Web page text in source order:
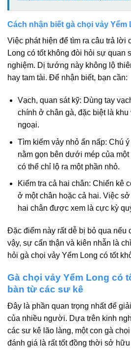
Cách nhận biết gà chọi vảy Yểm
Việc phát hiện để tìm ra câu trả lời
Long có tốt không đòi hỏi sự quan
nghiệm. Dị tướng này không lộ
hay tam tài. Để nhận biết, bạn cần:
Vạch, quan sát kỹ: Dùng tay
chính ở chân gà, đặc biệt là
ngoại.
Tìm kiếm vảy nhỏ ẩn nấp: Chú
nằm gọn bên dưới mép của
có thể chỉ lộ ra một phần nhỏ.
Kiểm tra cả hai chân: Chiến kê
ở một chân hoặc cả hai. Việc
hai chân được xem là cực kỳ
Đặc điểm này rất dễ bị bỏ qua nếu
vậy, sự cẩn thận và kiên nhẫn là
hỏi gà chọi vảy Yểm Long có tốt
Gà chọi vảy Yểm Long có
bàn từ các sư kê
Đây là phần quan trọng nhất để
của nhiều người. Dựa trên kinh
các sư kê lão làng, một con gà
đánh giá là rất tốt đồng thời sở